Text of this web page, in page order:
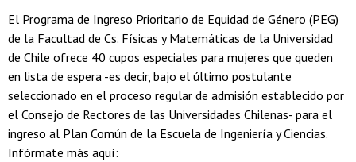
El Programa de Ingreso Prioritario de Equidad de Género (PEG)
de la Facultad de Cs. Físicas y Matemáticas de la Universidad
de Chile ofrece 40 cupos especiales para mujeres que queden
en lista de espera -es decir, bajo el último postulante
seleccionado en el proceso regular de admisión establecido por
el Consejo de Rectores de las Universidades Chilenas- para el
ingreso al Plan Común de la Escuela de Ingeniería y Ciencias.
Infórmate más aquí: